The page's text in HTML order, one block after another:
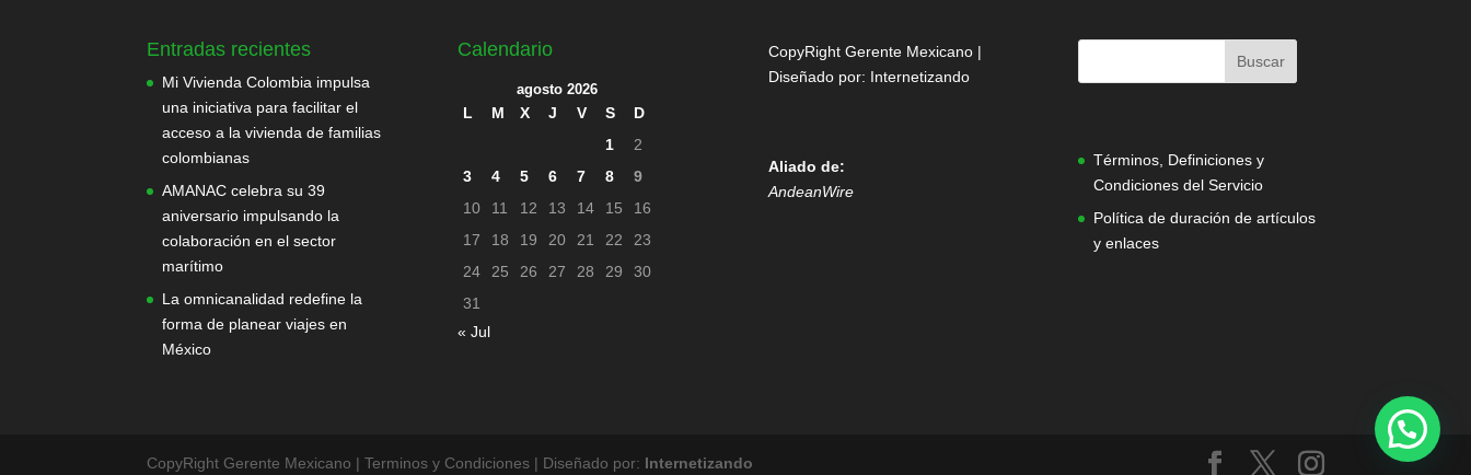
Entradas recientes
Mi Vivienda Colombia impulsa
una iniciativa para facilitar el
acceso a la vivienda de familias
colombianas
AMANAC celebra su 39
aniversario impulsando la
colaboración en el sector
marítimo
La omnicanalidad redefine la
forma de planear viajes en
México
Calendario
agosto 2026
L M X J V S
D
1
2
3
4 5 6 7 8
9
10
11 12 13 14 15
16
17
18 19 20 21 22
23
24
25 26 27 28 29
30
31
« Jul
CopyRight Gerente Mexicano |
Diseñado por: Internetizando
Aliado de:
AndeanWire
Términos, Definiciones y
Condiciones del Servicio
Política de duración de artículos
y enlaces
CopyRight Gerente Mexicano | Terminos y Condiciones | Diseñado por: Internetizando